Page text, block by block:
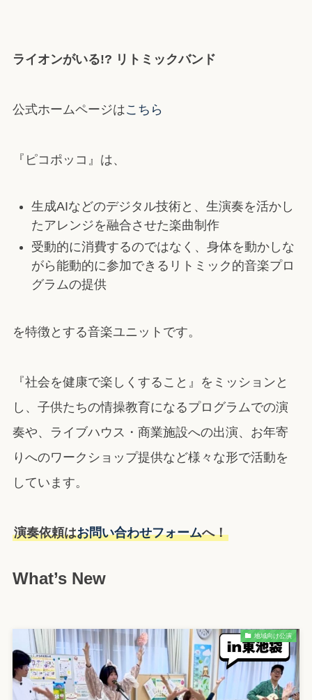
ライオンがいる!? リトミックバンド
公式ホームページはこちら
『ピコポッコ』は、
生成AIなどのデジタル技術と、生演奏を活かし
たアレンジを融合させた楽曲制作
受動的に消費するのではなく、身体を動かしな
がら能動的に参加できるリトミック的音楽プロ
グラムの提供
を特徴とする音楽ユニットです。
『社会を健康で楽しくすること』をミッションと
し、子供たちの情操教育になるプログラムでの演
奏や、ライブハウス・商業施設への出演、お年寄
りへのワークショップ提供など様々な形で活動を
しています。
演奏依頼はお問い合わせフォームへ！
What’s New
地域向け公演